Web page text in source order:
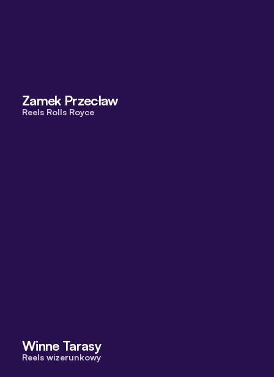
Zamek Przecław
Reels Rolls Royce
Winne Tarasy
Reels wizerunkowy